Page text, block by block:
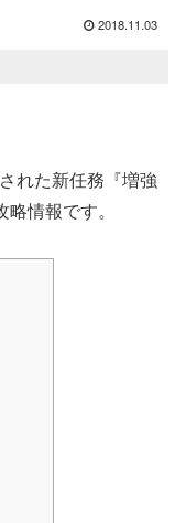
2018.11.03
れた新任務『増強
情報です。